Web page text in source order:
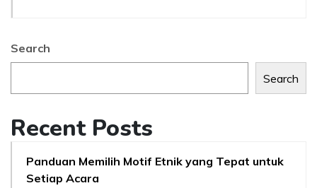
Search
Search
Recent Posts
Panduan Memilih Motif Etnik yang Tepat untuk
Setiap Acara